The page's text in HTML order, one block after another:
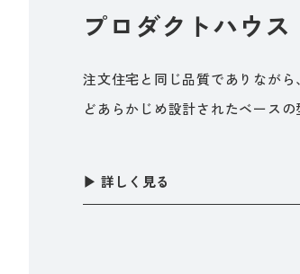
プロダクトハウス
注文住宅と同じ品質でありなが
どあらかじめ設計されたベース
▶︎ 詳しく見る